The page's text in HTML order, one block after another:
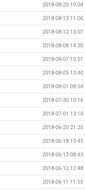
2018-08-20 10:04
2018-08-13 11:06
2018-08-12 13:07
2018-08-08 14:30
2018-08-07 10:51
2018-08-05 13:40
2018-08-01 08:54
2018-07-30 10:16
2018-07-01 13:10
2018-06-20 21:25
2018-06-18 13:45
2018-06-13 08:43
2018-06-12 12:48
2018-06-11 11:55